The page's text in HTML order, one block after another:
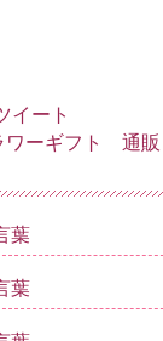
イート
葉
葉